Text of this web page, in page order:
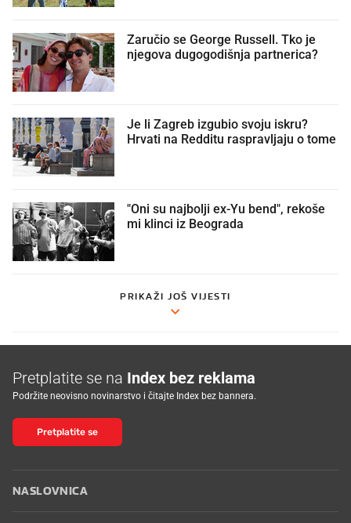
Zaručio se George Russell. Tko je
njegova dugogodišnja partnerica?
Je li Zagreb izgubio svoju iskru?
Hrvati na Redditu raspravljaju o tome
"Oni su najbolji ex-Yu bend", rekoše
mi klinci iz Beograda
PRIKAŽI JOŠ VIJESTI
Pretplatite se na Index bez reklama
Podržite neovisno novinarstvo i čitajte Index bez bannera.
Pretplatite se
NASLOVNICA